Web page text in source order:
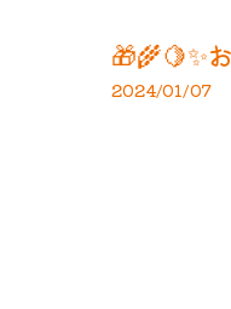
🎁🌾🍋✨
2024/01/07